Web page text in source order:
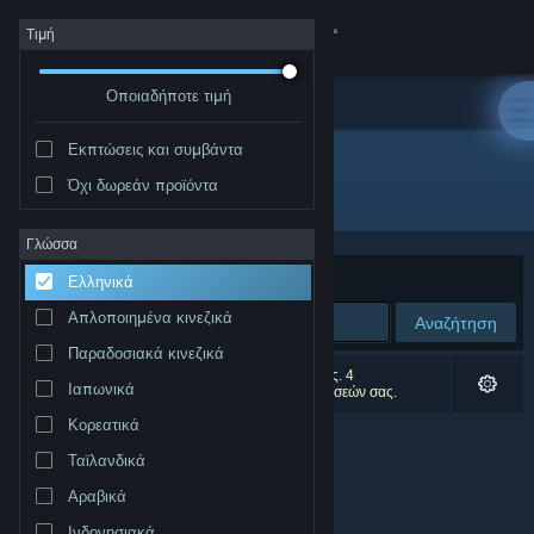
Σύνδεση
Κατάστημα
Σχετικά
Υποστήριξη
Αλλαγή γλώσσας
Προβολή ιστοσελίδας για υπολογιστές
Τιμή
Οποιαδήποτε τιμή
Εκπτώσεις και συμβάντα
Όχι δωρεάν προϊόντα
Γλώσσα
Ελληνικά
Απλοποιημένα κινεζικά
Παραδοσιακά κινεζικά
Ιαπωνικά
Κορεατικά
Ταϊλανδικά
Αραβικά
Δημιουργός: BitRaiders Games
Ταξινόμηση ανά
Αναζήτηση
0 αποτελέσματα ταιριάζουν με την αναζήτησή σας. 4
αποτελέσματα αποκλείστηκαν βάσει των προτιμήσεών σας.